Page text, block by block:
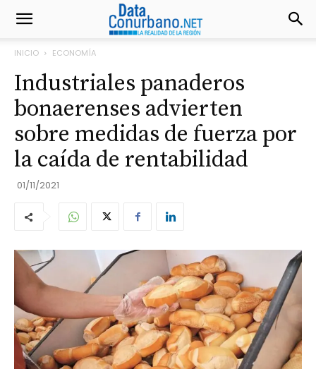
INICIO ECONOMÍA
Industriales panaderos
bonaerenses advierten
sobre medidas de fuerza por
la caída de rentabilidad
01/11/2021